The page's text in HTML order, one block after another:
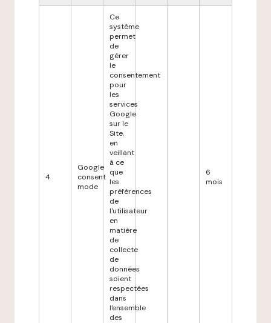
4
Google
consent
mode
Ce
système
permet
de
gérer
le
consentement
pour
les
services
Google
sur le
Site,
en
veillant
à ce
que
les
préférences
de
l'utilisateur
en
matière
de
collecte
de
données
soient
respectées
dans
l'ensemble
des
6
mois